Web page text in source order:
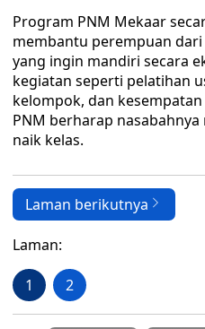
Program PNM Mekaar
membantu perempuan
yang ingin mandiri secara
kegiatan seperti pelatihan
kelompok, dan
PNM berharap
naik kelas.
Laman berikutnya
Laman:
1 2